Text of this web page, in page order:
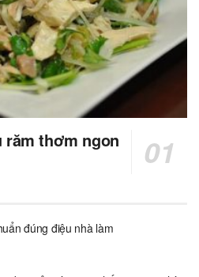
răm thơm ngon
đúng điệu nhà làm